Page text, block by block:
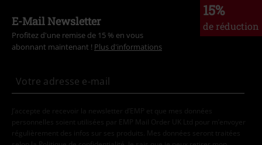
15%
de réduction
E-Mail Newsletter
Profitez d'une remise de 15 % en vous
abonnant maintenant ! Plus d'informations
J’accepte de recevoir la newsletter d’EMP et que mes données
personnelles soient utilisées par EMP Mail Order UK Ltd pour m’envoyer
régulièrement des infos sur ses produits. Mes données seront traitées